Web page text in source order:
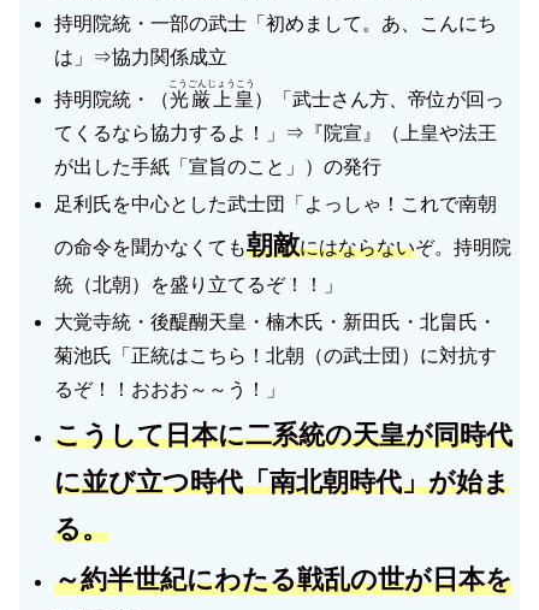
持明院統・一部の武士「初めまして。あ、こんにち
は」⇒協力関係成立
持明院統・（光厳上皇
こうごんじょうこう
）「武士さん方、帝位が回っ
てくるなら協力するよ！」⇒『院宣』（上皇や法王
が出した手紙「宣旨のこと」）の発行
足利氏を中心とした武士団「よっしゃ！これで南朝
の命令を聞かなくても朝敵にはならないぞ。持明院
統（北朝）を盛り立てるぞ！！」
大覚寺統・後醍醐天皇・楠木氏・新田氏・北畠氏・
菊池氏「正統はこちら！北朝（の武士団）に対抗す
るぞ！！おおお～～う！」
こうして日本に二系統の天皇が同時代
に並び立つ時代「南北朝時代」が始ま
る。
～約半世紀にわたる戦乱の世が日本を